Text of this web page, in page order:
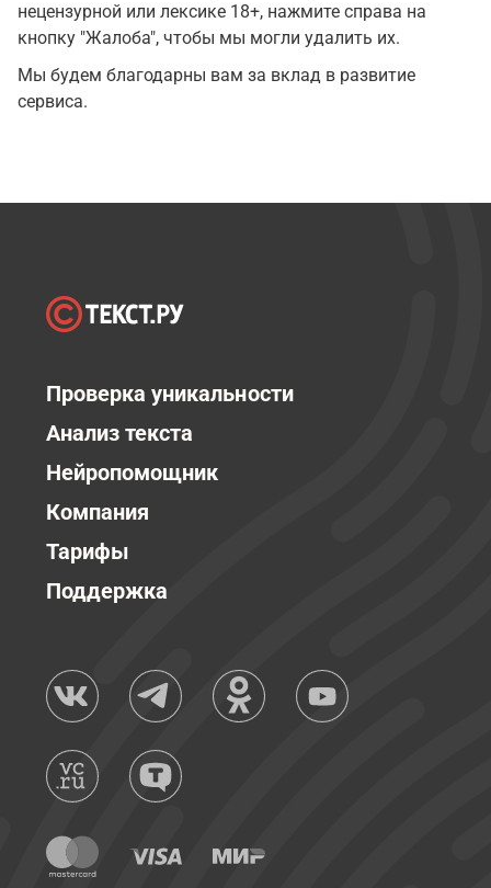
нецензурной или лексике 18+, нажмите справа на
кнопку "Жалоба", чтобы мы могли удалить их.
Мы будем благодарны вам за вклад в развитие
сервиса.
Проверка уникальности
Анализ текста
Нейропомощник
Компания
Тарифы
Поддержка